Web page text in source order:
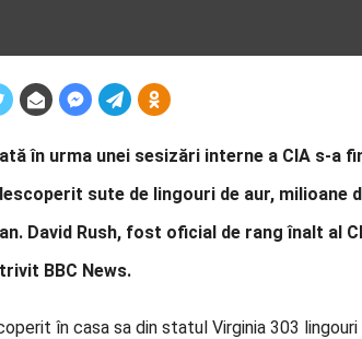
în urma unei sesizări interne a CIA s-a
sute de lingouri de aur, milioane
David Rush, fost oficial de rang înalt al
BBC News.
în casa sa din statul Virginia 303